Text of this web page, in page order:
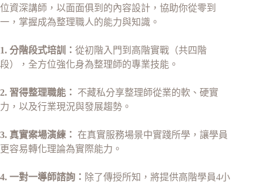
位資深講師，以面面俱到的內容設計，協助你從零到
一，掌握成為整理職人的能力與知識。
1. 分階段式培訓： 從初階入門到高階實戰（共四階
段），全方位強化身為整理師的專業技能。
2. 習得整理職能：
不藏私分享整理師從業的軟、硬實
力，以及行業現況與發展趨勢。
3. 真實案場演練： 在真實服務場景中實踐所學，讓學員
更容易轉化理論為實際能力。
4. 一對一導師諮詢 ： 除了傳授所知，將提供高階學員4小